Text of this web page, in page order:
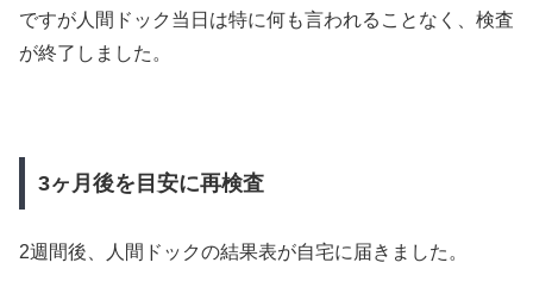
ですが人間ドック当日は特に何も言われることなく、検査
が終了しました。
3ヶ月後を目安に再検査
2週間後、人間ドックの結果表が自宅に届きました。